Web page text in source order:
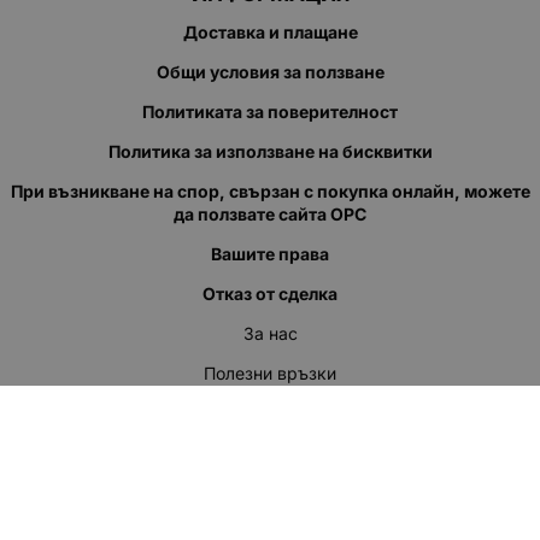
Доставка и плащане
Общи условия за ползване
Политиката за поверителност
Политика за използване на бисквитки
При възникване на спор, свързан с покупка онлайн, можете
да ползвате сайта ОРС
Вашите права
Отказ от сделка
За нас
Полезни връзки